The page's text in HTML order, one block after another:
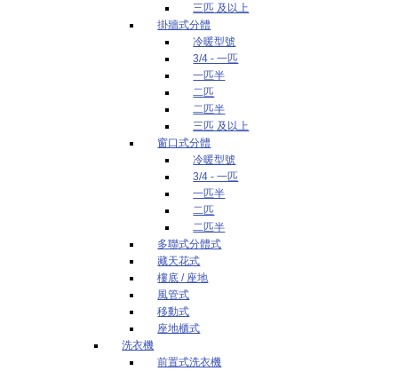
三匹 及以上
掛牆式分體
冷暖型號
3/4 - 一匹
一匹半
二匹
二匹半
三匹 及以上
窗口式分體
冷暖型號
3/4 - 一匹
一匹半
二匹
二匹半
多聯式分體式
藏天花式
樓底 / 座地
風管式
移動式
座地櫃式
洗衣機
前置式洗衣機